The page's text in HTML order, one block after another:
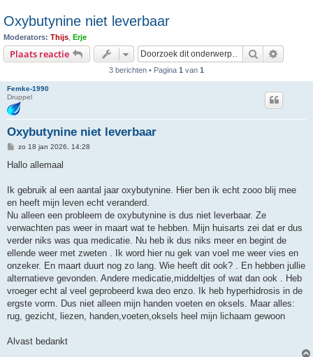
Oxybutynine niet leverbaar
Moderators: Thijs Erje
Plaats reactie Zoek
3 berichten • Pagina 1 van 1
Femke-1990
Druppel
Oxybutynine niet leverbaar
B
r
h
zo 18 jan 2026, 14:28
Hallo allemaal
Ik gebruik al een aantal jaar oxybutynine. Hier ben ik echt zooo blij mee
en heeft mijn leven echt veranderd.
Nu alleen een probleem de oxybutynine is dus niet leverbaar. Ze
verwachten pas weer in maart wat te hebben. Mijn huisarts zei dat er dus
verder niks was qua medicatie. Nu heb ik dus niks meer en begint de
ellende weer met zweten . Ik word hier nu gek van voel me weer vies en
onzeker. En maart duurt nog zo lang. Wie heeft dit ook? . En hebben jullie
alternatieve gevonden. Andere medicatie,middeltjes of wat dan ook . Heb
vroeger echt al veel geprobeerd kwa deo enzo. Ik heb hyperhidrosis in de
ergste vorm. Dus niet alleen mijn handen voeten en oksels. Maar alles:
rug, gezicht, liezen, handen,voeten,oksels heel mijn lichaam gewoon
Alvast bedankt